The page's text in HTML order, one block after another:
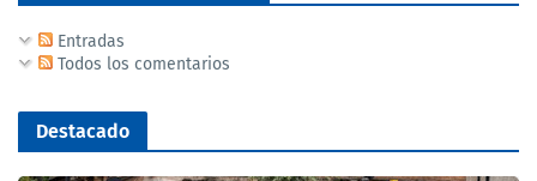
Entradas
Todos los comentarios
Destacado